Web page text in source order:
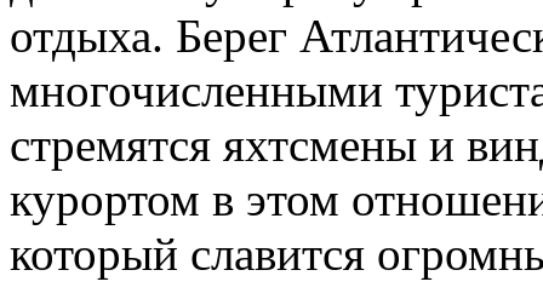
отдыха. Берег
многочисленными
стремятся яхтсмены и
курортом в этом
который славится